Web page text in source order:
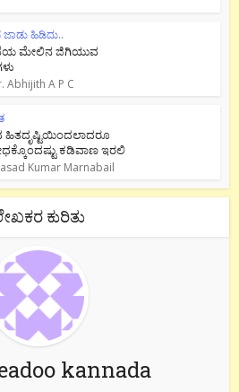
ಹಿಡಿದು..
ಮೇಲಿನ ಜಿಗಿಯುವ
Abhijith A P C
ಹಿತದೃಷ್ಟಿಯಿಂದಲಾದರೂ
ಕಡಿವಾಣ ಇರಲಿ
Kumar Marnabail
ಕುರಿತು
kannada